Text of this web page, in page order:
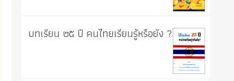
บทเรียน ๒๕ ปี คนไทยเรียนรู้หรือยัง ?